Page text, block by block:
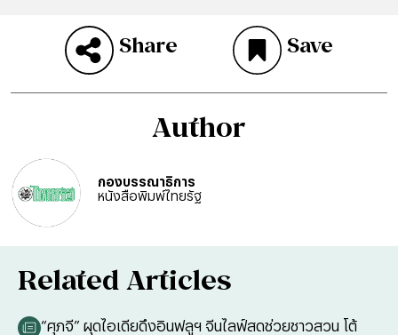
Share Save
Author
กองบรรณาธิการ
หนังสือพิมพ์ไทยรัฐ
Related Articles
“ศุภจี” ผุดไอเดียดึงอินฟลูฯ จีนไลฟ์สดช่วยชาวสวน โต้